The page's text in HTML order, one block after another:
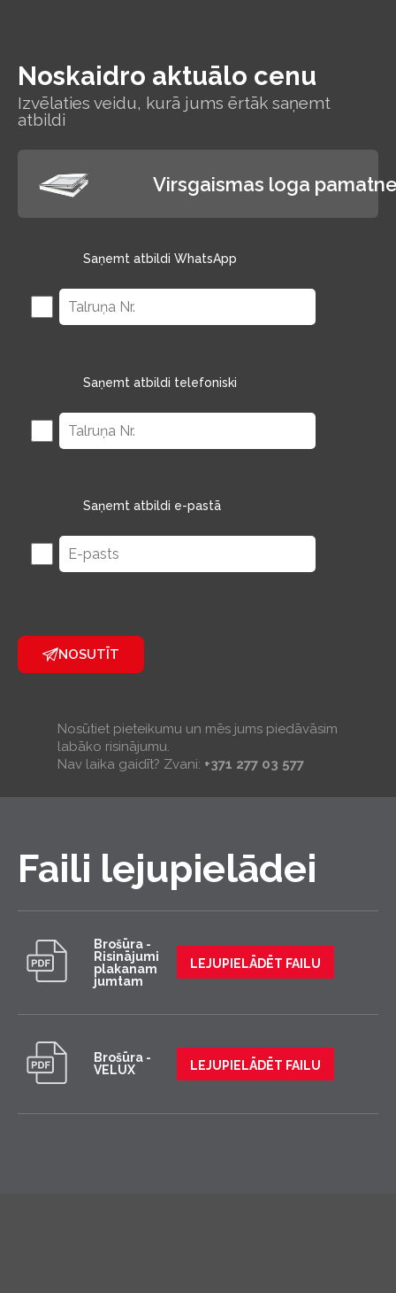
Noskaidro aktuālo cenu
Izvēlaties veidu, kurā jums ērtāk saņemt
atbildi
Virsgaismas loga
Saņemt atbildi WhatsApp
Saņemt atbildi telefoniski
Saņemt atbildi e-pastā
NOSUTĪT
Nosūtiet pieteikumu un mēs jums piedāvāsim
labāko risinājumu.
Nav laika gaidīt? Zvani: +371 277 03 577
Faili lejupielādei
Brošūra -
Risinājumi
plakanam
jumtam
LEJUPIELĀDĒT FAILU
Brošūra -
VELUX
LEJUPIELĀDĒT FAILU